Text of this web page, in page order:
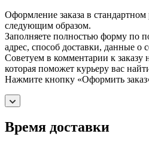
Оформление заказа в
следующим образом.
Заполняете полностью форму по
адрес, способ доставки, данные о
Советуем в комментарии к
которая поможет курьеру вас
Нажмите кнопку «Оформить
Время доставки